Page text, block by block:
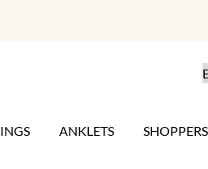
ANKLETS SHOPPERS